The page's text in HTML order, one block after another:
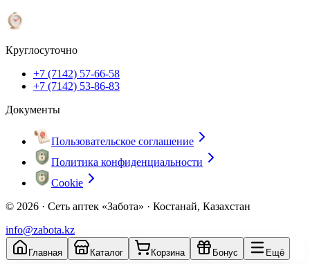
Круглосуточно
+7 (7142) 57-66-58
+7 (7142) 53-86-83
Документы
Пользовательское соглашение
Политика конфиденциальности
Cookie
© 2026 · Сеть аптек «Забота» · Костанай, Казахстан
info@zabota.kz
Главная Каталог Корзина Бонус Ещё